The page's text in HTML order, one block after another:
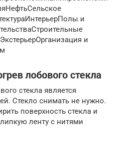
и
и
лобового стекла
стекла является
Стекло снимать не нужно.
поверхность стекла и
ленту с нитями